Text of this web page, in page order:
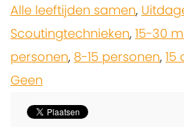
Alle leeftijden samen,
Scoutingtechnieken, 15-30
personen, 8-15 personen, 15
Geen